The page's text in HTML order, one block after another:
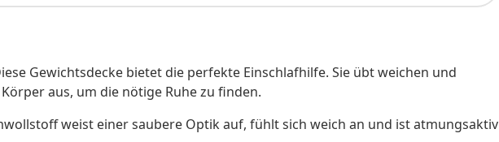
Gewichtsdecke bietet die perfekte Einschlafhilfe. Sie übt weichen und
aus, um die nötige Ruhe zu finden.
weist einer saubere Optik auf, fühlt sich weich an und ist atmungsaktiv